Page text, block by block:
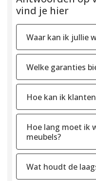
vind je hier
Waar kan ik jullie
Welke garanties
Hoe kan ik
Hoe lang moet ik
meubels?
Wat houdt de